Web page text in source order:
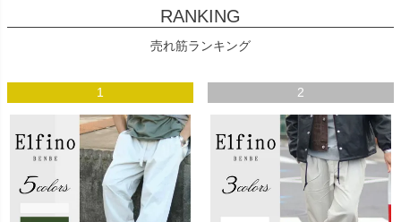
RANKING
売れ筋ランキング
1 2